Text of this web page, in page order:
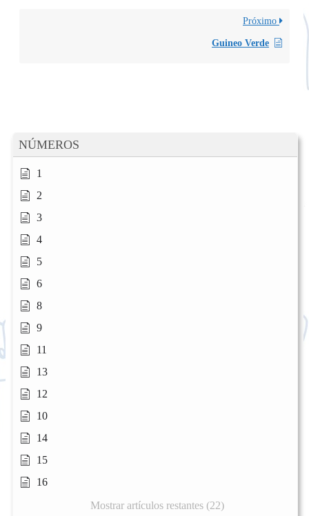
NÚMEROS
1
2
3
4
5
6
8
9
11
13
12
10
14
15
16
Mostrar artículos restantes (22)
Próximo
Guineo Verde